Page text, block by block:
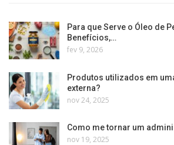
Para que Serve o Óleo de
Benefícios,…
fev 9, 2026
Produtos utilizados em
externa?
nov 24, 2025
Como me tornar um
nov 19, 2025